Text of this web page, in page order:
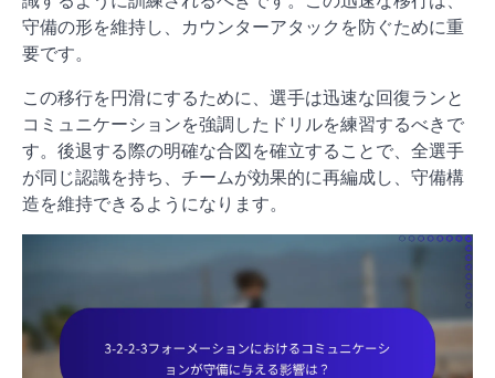
守備の形を維持し、カウンターアタックを防ぐために重
要です。
この移行を円滑にするために、選手は迅速な回復ランと
コミュニケーションを強調したドリルを練習するべきで
す。後退する際の明確な合図を確立することで、全選手
が同じ認識を持ち、チームが効果的に再編成し、守備構
造を維持できるようになります。